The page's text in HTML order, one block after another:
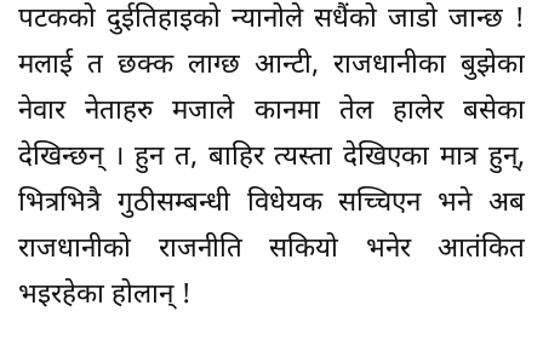
पटकको दुईतिहाइको न्यानोले सधैंको जाडो जान्छ !
मलाई त छक्क लाग्छ आन्टी, राजधानीका बुझेका
नेवार नेताहरु मजाले कानमा तेल हालेर बसेका
देखिन्छन् । हुन त, बाहिर त्यस्ता देखिएका मात्र हुन्,
भित्रभित्रै गुठीसम्बन्धी विधेयक सच्चिएन भने अब
राजधानीको राजनीति सकियो भनेर आतंकित
भइरहेका होलान् !